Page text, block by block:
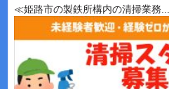
≪姫路市の製鉄所構内の清掃業務...